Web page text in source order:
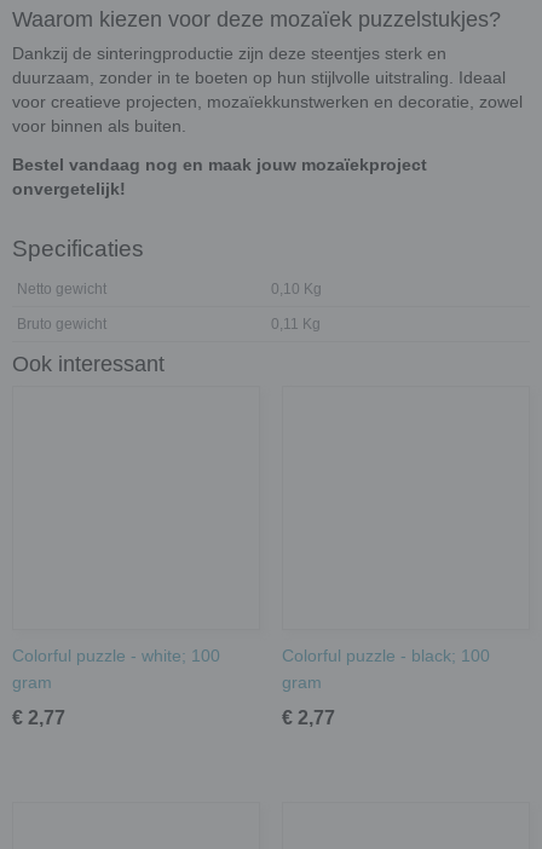
Waarom kiezen voor deze mozaïek puzzelstukjes?
Dankzij de sinteringproductie zijn deze steentjes sterk en
duurzaam, zonder in te boeten op hun stijlvolle uitstraling. Ideaal
voor creatieve projecten, mozaïekkunstwerken en decoratie, zowel
voor binnen als buiten.
Bestel vandaag nog en maak jouw mozaïekproject
onvergetelijk!
Specificaties
Netto gewicht 0,10 Kg
Bruto gewicht 0,11 Kg
Ook interessant
Colorful puzzle - white; 100
gram
€ 2,77
Colorful puzzle - black; 100
gram
€ 2,77